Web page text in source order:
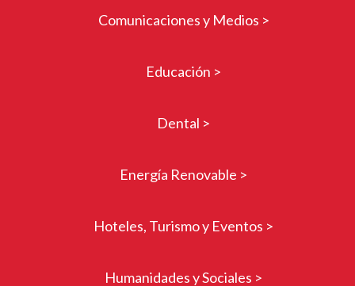
Comunicaciones y Medios >
Educación >
Dental >
Energía Renovable >
Hoteles, Turismo y Eventos >
Humanidades y Sociales >